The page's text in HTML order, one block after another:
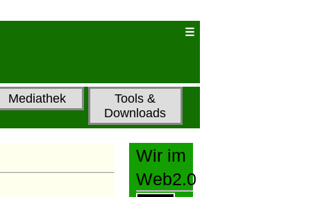
Mediathek
Tools &
Downloads
Wir im
Web2.0